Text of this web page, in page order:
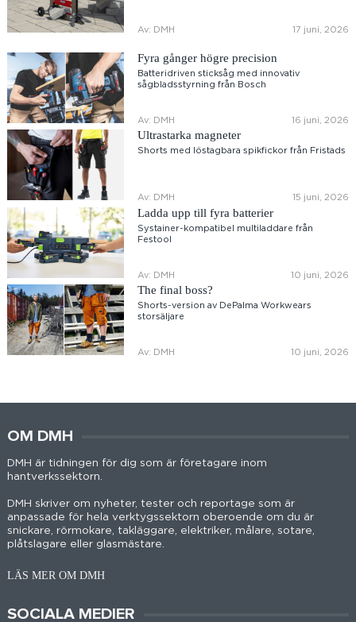
Av: DMH 17 juni, 2026
Fyra gånger högre precision
Batteridriven sticksåg med innovativ
sågbladsstyrning från Bosch
Av: DMH 16 juni, 2026
Ultrastarka magneter
Shorts med löstagbara spikfickor från Fristads
Av: DMH 15 juni, 2026
Ladda upp till fyra batterier
Systainer-kompatibel multiladdare från
Festool
Av: DMH 10 juni, 2026
The final boss?
Shorts-version av DePalma Workwears
storsäljare
Av: DMH 10 juni, 2026
OM DMH
DMH är tidningen för dig som är företagare inom
hantverkssektorn.
DMH skriver om nyheter, tester och reportage som är
anpassade för hela verktygssektorn oberoende om du är
snickare, rörmokare, takläggare, elektriker, målare, sotare,
plåtslagare eller glasmästare.
LÄS MER OM DMH
SOCIALA MEDIER